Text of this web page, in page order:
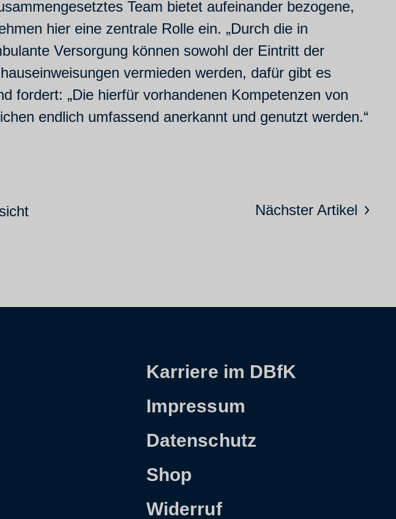
Team bietet aufeinander bezogene,
hier eine zentrale Rolle ein. „Durch die in
Versorgung können sowohl der Eintritt der
vermieden werden, dafür gibt es
fordert: „Die hierfür vorhandenen Kompetenzen von
endlich umfassend anerkannt und genutzt werden.“
Nächster Artikel
Karriere im DBfK
Impressum
Datenschutz
Shop
Widerruf